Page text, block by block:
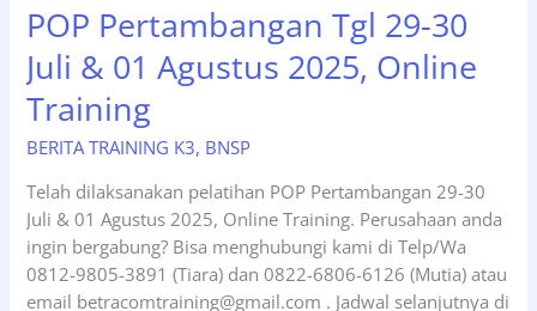
16-
18
Desember
2025,
Online
POP Pertambangan Tgl 29-30
Juli & 01 Agustus 2025, Online
Training
BERITA TRAINING K3, BNSP
Telah dilaksanakan pelatihan POP Pertambangan 29-30
Juli & 01 Agustus 2025, Online Training. Perusahaan anda
ingin bergabung? Bisa menghubungi kami di Telp/Wa
0812-9805-3891 (Tiara) dan 0822-6806-6126 (Mutia) atau
email betracomtraining@gmail.com . Jadwal selanjutnya di